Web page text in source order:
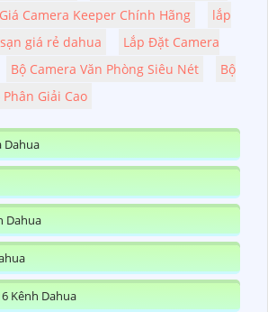
Camera Keeper Chính Hãng
lắp
giá rẻ dahua
Lắp Đặt Camera
Bộ Camera Văn Phòng Siêu Nét
Bộ
Giải Cao
Dahua
Dahua
Kênh Dahua